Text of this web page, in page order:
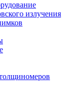
излучения